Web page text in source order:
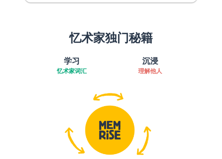
忆术家独门秘籍
学习
忆术家词汇
沉浸
理解他人